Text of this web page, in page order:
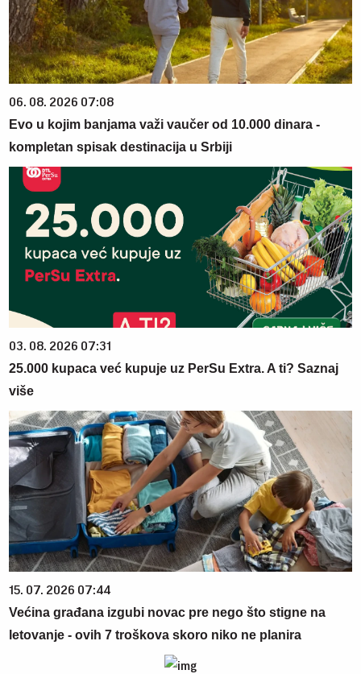
06. 08. 2026 07:08
Evo u kojim banjama važi vaučer od 10.000 dinara -
kompletan spisak destinacija u Srbiji
03. 08. 2026 07:31
25.000 kupaca već kupuje uz PerSu Extra. A ti? Saznaj
više
15. 07. 2026 07:44
Većina građana izgubi novac pre nego što stigne na
letovanje - ovih 7 troškova skoro niko ne planira